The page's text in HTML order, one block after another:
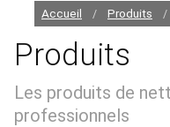
Accueil / Produits /
Produits
Les produits de
professionnels